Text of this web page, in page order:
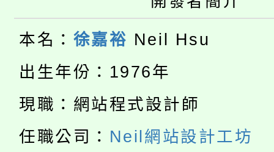
程，歡迎學生輔導中心
心理、諮商輔導、社會
系所師生報名參加。
縣市「校園短影音徵選
門員」簡章及活動海報
踴躍報名參加。
桃園市115學年度學生
要點
展演活動實施計畫」
公告本校115學年度第
本名： 徐嘉裕 Neil Hsu
出生年份：1976年
現職：網站程式設計師
任職公司： Neil網站設計工坊